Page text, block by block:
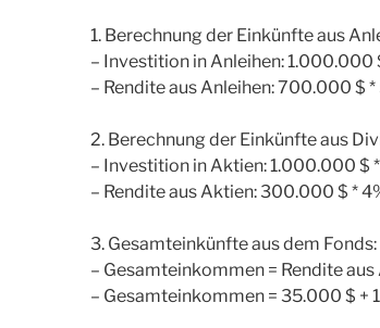
1. Berechnung der Einkünfte aus
– Investition in Anleihen:
– Rendite aus Anleihen: 700.000 $
2. Berechnung der Einkünfte aus
– Investition in Aktien: 1.000.000 $
– Rendite aus Aktien: 300.000 $ *
3. Gesamteinkünfte aus dem Fonds:
– Gesamteinkommen = Rendite
– Gesamteinkommen = 35.000 $ +